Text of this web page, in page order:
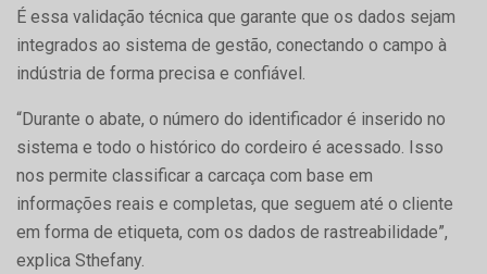
É essa validação técnica que garante que os dados sejam
integrados ao sistema de gestão, conectando o campo à
indústria de forma precisa e confiável.
“Durante o abate, o número do identificador é inserido no
sistema e todo o histórico do cordeiro é acessado. Isso
nos permite classificar a carcaça com base em
informações reais e completas, que seguem até o cliente
em forma de etiqueta, com os dados de rastreabilidade”,
explica Sthefany.